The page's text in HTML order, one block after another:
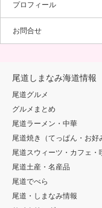
プロフィール
お問合せ
尾道しまなみ海道情報
尾道グルメ
グルメまとめ
尾道ラーメン・中華
尾道焼き（てっぱん・お好
尾道スウィーツ・カフェ・
尾道土産・名産品
尾道でべら
尾道・しまなみ情報